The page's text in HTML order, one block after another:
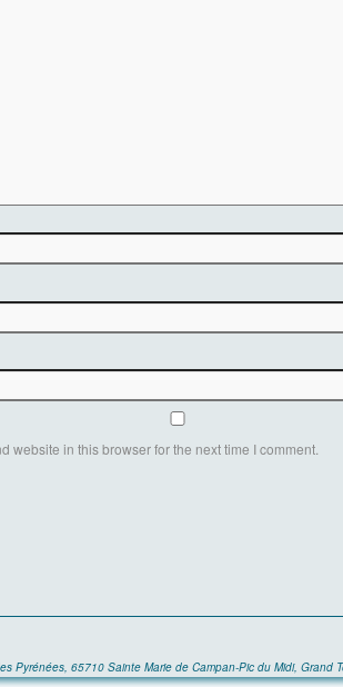
website in this browser for the next time I comment.
Pyrénées, 65710 Sainte Marie de Campan-Pic du Midi, Grand